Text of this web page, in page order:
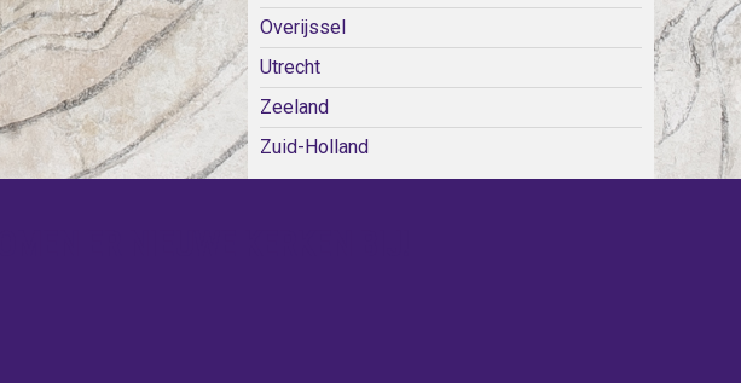
Overijssel
Utrecht
Zeeland
Zuid-Holland